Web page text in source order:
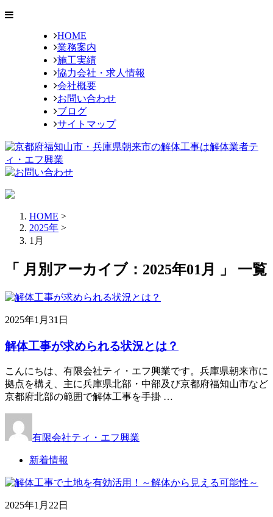
HOME
業務案内
施工実績
協力会社・求人情報
会社概要
お問い合わせ
ブログ
サイトマップ
HOME >
2025年 >
1月
「 月別アーカイブ：2025年01月 」 一覧
2025年1月31日
解体工事が求められる状況とは？
こんにちは、有限会社ティ・エフ興業です。兵庫県朝来市に
拠点を構え、主に兵庫県北部・中部及び京都府福知山市など
京都府北部の範囲で解体工事を手掛 …
有限会社ティ・エフ興業
新着情報
2025年1月22日